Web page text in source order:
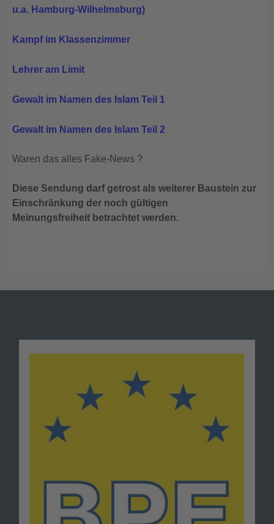
u.a. Hamburg-Wilhelmsburg)
Kampf im Klassenzimmer
Lehrer am Limit
Gewalt im Namen des Islam Teil 1
Gewalt im Namen des Islam Teil 2
Waren das alles Fake-News ?
Diese Sendung darf getrost als weiterer Baustein zur
Einschränkung der noch gültigen
Meinungsfreiheit betrachtet werden.